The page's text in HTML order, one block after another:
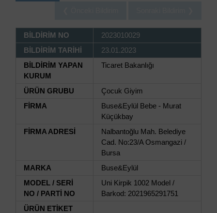
BİLDİRİM NO
2023010029
BİLDİRİM TARİHİ
23.01.2023
BİLDİRİM YAPAN
KURUM
Ticaret Bakanlığı
ÜRÜN GRUBU
Çocuk Giyim
FİRMA
Buse&Eylül Bebe - Murat
Küçükbay
FİRMA ADRESİ
Nalbantoğlu Mah. Belediye
Cad. No:23/A Osmangazi /
Bursa
MARKA
Buse&Eylül
MODEL / SERİ
NO / PARTİ NO
Uni Kirpik 1002 Model /
Barkod: 2021965291751
ÜRÜN ETİKET